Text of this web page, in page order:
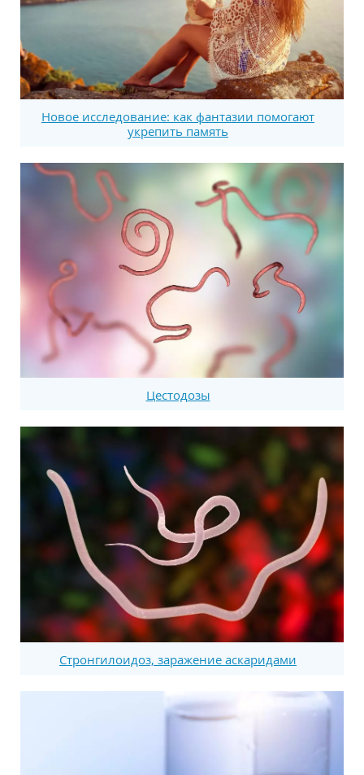
Новое исследование: как фантазии помогают
укрепить память
Цестодозы
Стронгилоидоз, заражение аскаридами